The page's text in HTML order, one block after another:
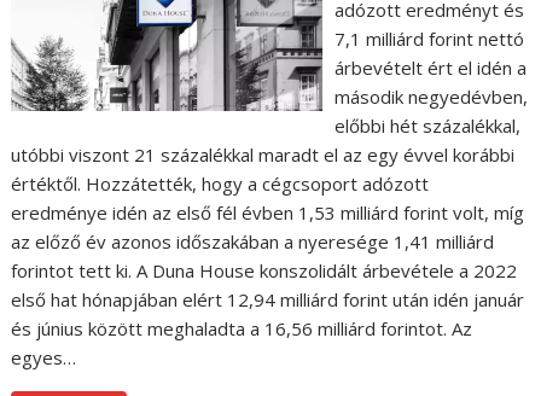
adózott eredményt és
7,1 milliárd forint nettó
árbevételt ért el idén a
második negyedévben,
előbbi hét százalékkal,
utóbbi viszont 21 százalékkal maradt el az egy évvel korábbi
értéktől. Hozzátették, hogy a cégcsoport adózott
eredménye idén az első fél évben 1,53 milliárd forint volt, míg
az előző év azonos időszakában a nyeresége 1,41 milliárd
forintot tett ki. A Duna House konszolidált árbevétele a 2022
első hat hónapjában elért 12,94 milliárd forint után idén január
és június között meghaladta a 16,56 milliárd forintot. Az
egyes…